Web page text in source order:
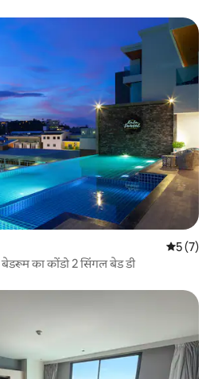
औसत रेटिंग
5 (7)
का कोंडो 2 सिंगल बेड डी